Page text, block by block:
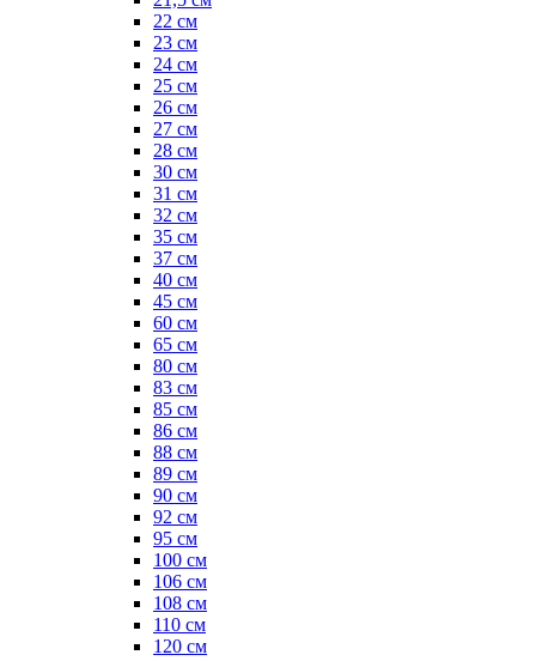
22 см
23 см
24 см
25 см
26 см
27 см
28 см
30 см
31 см
32 см
35 см
37 см
40 см
45 см
60 см
65 см
80 см
83 см
85 см
86 см
88 см
89 см
90 см
92 см
95 см
100 см
106 см
108 см
110 см
120 см